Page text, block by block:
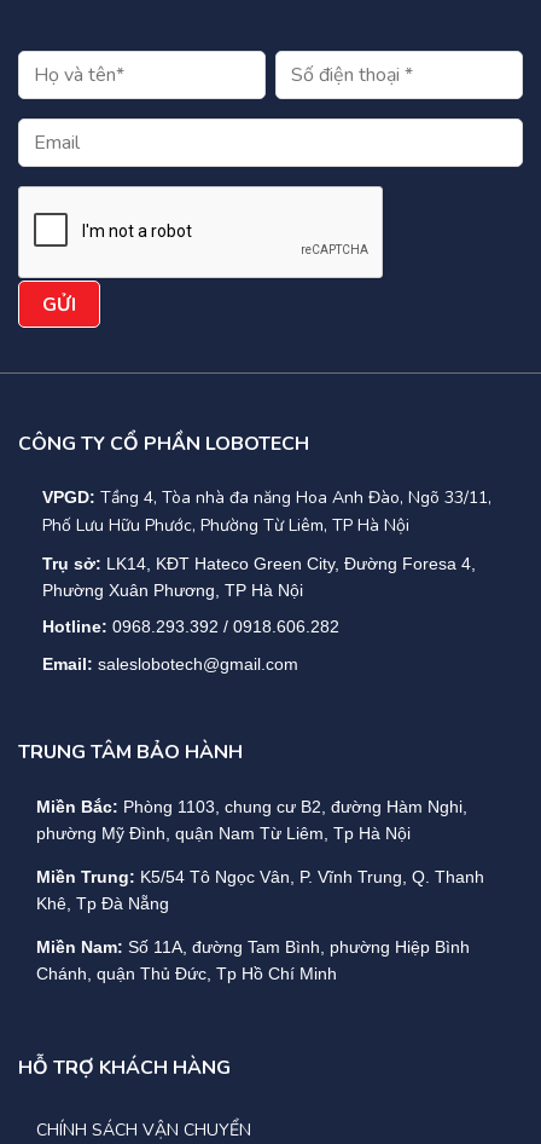
CÔNG TY CỔ PHẦN LOBOTECH
VPGD: Tầng 4, Tòa nhà đa năng Hoa Anh Đào, Ngõ 33/11,
Phố Lưu Hữu Phước, Phường Từ Liêm, TP Hà Nội
Trụ sở: LK14, KĐT Hateco Green City, Đường Foresa 4,
Phường Xuân Phương, TP Hà Nội
Hotline: 0968.293.392 / 0918.606.282
Email: saleslobotech@gmail.com
TRUNG TÂM BẢO HÀNH
Miền Bắc: Phòng 1103, chung cư B2, đường Hàm Nghi,
phường Mỹ Đình, quận Nam Từ Liêm, Tp Hà Nội
Miền Trung: K5/54 Tô Ngọc Vân, P. Vĩnh Trung, Q. Thanh
Khê, Tp Đà Nẵng
Miền Nam: Số 11A, đường Tam Bình, phường Hiệp Bình
Chánh, quận Thủ Đức, Tp Hồ Chí Minh
HỖ TRỢ KHÁCH HÀNG
CHÍNH SÁCH VẬN CHUYỂN